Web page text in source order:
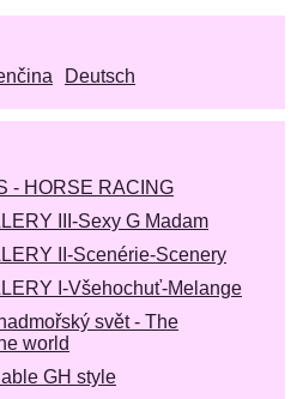
Deutsch
- HORSE RACING
III-Sexy G Madam
II-Scenérie-Scenery
I-Všehochuť-Melange
svět - The
world
GH style